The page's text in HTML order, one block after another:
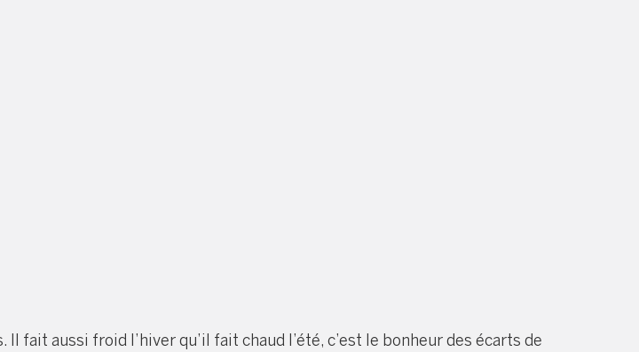
fait aussi froid l’hiver qu’il fait chaud l’été, c’est le bonheur des écarts de